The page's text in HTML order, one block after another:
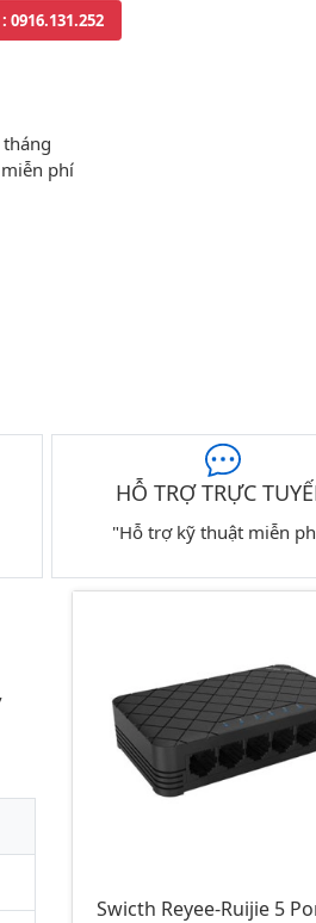
: 0916.131.252
phí
HỖ TRỢ TRỰC
"Hỗ trợ kỹ thuật miễn
Swicth Reyee-Ruijie 5